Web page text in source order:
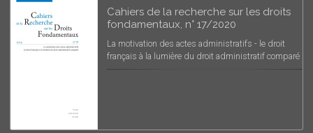
Cahiers de la recherche sur les droits
fondamentaux, n° 17/2020
La motivation des actes administratifs - le droit
français à la lumière du droit administratif comparé